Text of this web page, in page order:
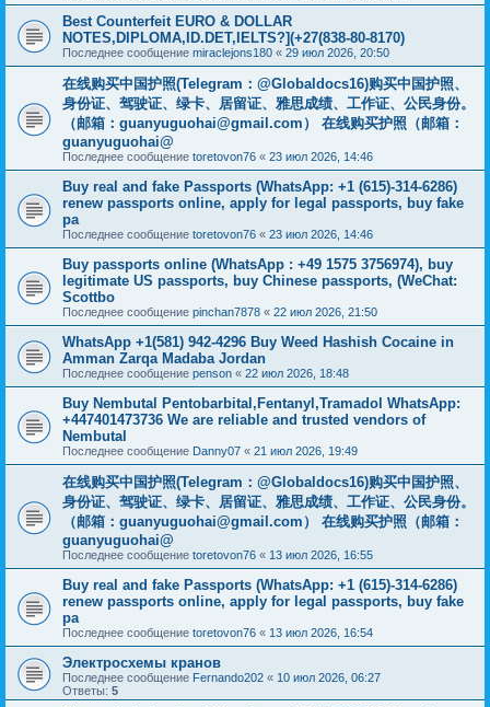
Best Counterfeit EURO & DOLLAR
NOTES,DIPLOMA,ID.DET,IELTS?](+27(838-80-8170)
Последнее сообщение miraclejons180 « 29 июл 2026, 20:50
在线购买中国护照(Telegram：@Globaldocs16)购买中国护照、
身份证、驾驶证、绿卡、居留证、雅思成绩、工作证、公民身份。
（邮箱： guanyuguohai@gmail.com ） 在线购买护照（邮箱：
guanyuguohai@
Последнее сообщение toretovon76 « 23 июл 2026, 14:46
Buy real and fake Passports (WhatsApp: +1 (615)-314-6286)
renew passports online, apply for legal passports, buy fake
pa
Последнее сообщение toretovon76 « 23 июл 2026, 14:46
Buy passports online (WhatsApp : +49 1575 3756974), buy
legitimate US passports, buy Chinese passports, (WeChat:
Scottbo
Последнее сообщение pinchan7878 « 22 июл 2026, 21:50
WhatsApp +1(581) 942-4296 Buy Weed Hashish Cocaine in
Amman Zarqa Madaba Jordan
Последнее сообщение penson « 22 июл 2026, 18:48
Buy Nembutal Pentobarbital,Fentanyl,Tramadol WhatsApp:
+447401473736 We are reliable and trusted vendors of
Nembutal
Последнее сообщение Danny07 « 21 июл 2026, 19:49
在线购买中国护照(Telegram：@Globaldocs16)购买中国护照、
身份证、驾驶证、绿卡、居留证、雅思成绩、工作证、公民身份。
（邮箱： guanyuguohai@gmail.com ） 在线购买护照（邮箱：
guanyuguohai@
Последнее сообщение toretovon76 « 13 июл 2026, 16:55
Buy real and fake Passports (WhatsApp: +1 (615)-314-6286)
renew passports online, apply for legal passports, buy fake
pa
Последнее сообщение toretovon76 « 13 июл 2026, 16:54
Электросхемы кранов
Последнее сообщение Fernando202 « 10 июл 2026, 06:27
Ответы: 5